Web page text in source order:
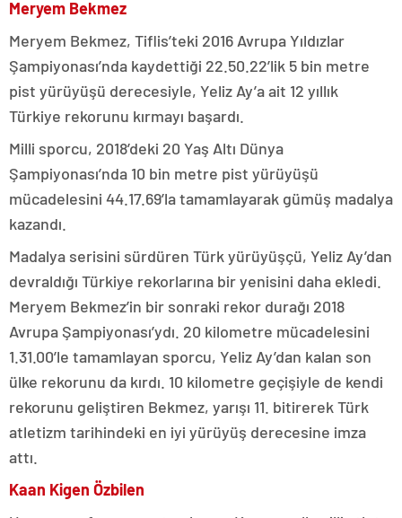
Meryem Bekmez
Meryem Bekmez, Tiflis’teki 2016 Avrupa Yıldızlar
Şampiyonası’nda kaydettiği 22.50.22’lik 5 bin metre
pist yürüyüşü derecesiyle, Yeliz Ay’a ait 12 yıllık
Türkiye rekorunu kırmayı başardı.
Milli sporcu, 2018’deki 20 Yaş Altı Dünya
Şampiyonası’nda 10 bin metre pist yürüyüşü
mücadelesini 44.17.69’la tamamlayarak gümüş madalya
kazandı.
Madalya serisini sürdüren Türk yürüyüşçü, Yeliz Ay’dan
devraldığı Türkiye rekorlarına bir yenisini daha ekledi.
Meryem Bekmez’in bir sonraki rekor durağı 2018
Avrupa Şampiyonası’ydı. 20 kilometre mücadelesini
1.31.00’le tamamlayan sporcu, Yeliz Ay’dan kalan son
ülke rekorunu da kırdı. 10 kilometre geçişiyle de kendi
rekorunu geliştiren Bekmez, yarışı 11. bitirerek Türk
atletizm tarihindeki en iyi yürüyüş derecesine imza
attı.
Kaan Kigen Özbilen